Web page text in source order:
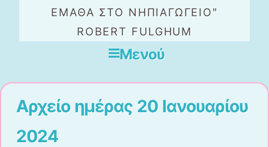
ΈΜΑΘΑ ΣΤΟ ΝΗΠΙΑΓΩΓΕΊΟ"
ROBERT FULGHUM
Μενού
Αρχείο ημέρας 20 Ιανουαρίου
2024